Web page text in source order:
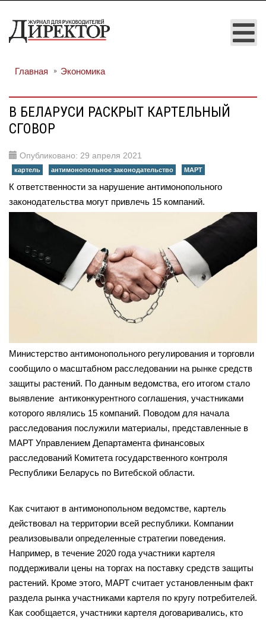
Главная Экономика
В БЕЛАРУСИ РАСКРЫТ КАРТЕЛЬНЫЙ
СГОВОР
Опубликовано: 29 апреля 2021
картель антимонопольное законодательство МАРТ
К ответственности за нарушение антимонопольного
законодательства могут привлечь 15 компаний.
Министерство антимонопольного регулирования и торговли
сообщило о масштабном расследовании на рынке средств
защиты растений. По данным ведомства, его итогом стало
выявление антиконкурентного соглашения, участниками
которого являлись 15 компаний. Поводом для начала
расследования послужили материалы, представленные в
МАРТ Управлением Департамента финансовых
расследований Комитета государственного контроля
Республики Беларусь по Витебской области.
Как считают в антимонопольном ведомстве, картель
действовал на территории всей республики. Компании
реализовывали определенные стратегии поведения.
Например, в течение 2020 года участники картеля
поддерживали цены на торгах на поставку средств защиты
растений. Кроме этого, МАРТ считает установленным факт
раздела рынка участниками картеля по кругу потребителей.
Как сообщается, участники картеля договаривались, кто